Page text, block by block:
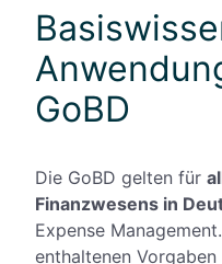
GoBD
Die GoBD gelten für
Finanzwesens in
Expense
enthaltenen